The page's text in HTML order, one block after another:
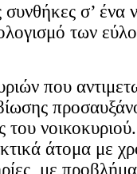
σ’ ένα
των
που
άτομα με
με